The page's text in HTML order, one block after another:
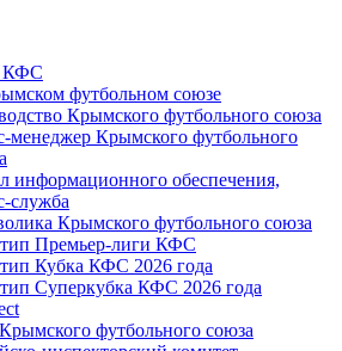
КФС
футбольном союзе
Крымского футбольного союза
менеджер Крымского футбольного
информационного обеспечения,
служба
Крымского футбольного союза
Премьер-лиги КФС
Кубка КФС 2026 года
Суперкубка КФС 2026 года
футбольного союза